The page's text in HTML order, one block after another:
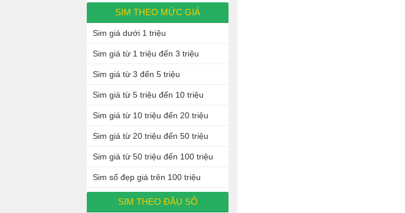
SIM THEO MỨC GIÁ
Sim giá dưới 1 triệu
Sim giá từ 1 triệu đến 3 triệu
Sim giá từ 3 đến 5 triệu
Sim giá từ 5 triệu đến 10 triệu
Sim giá từ 10 triệu đến 20 triệu
Sim giá từ 20 triệu đến 50 triệu
Sim giá từ 50 triệu đến 100 triệu
Sim số đẹp giá trên 100 triệu
SIM THEO ĐẦU SỐ